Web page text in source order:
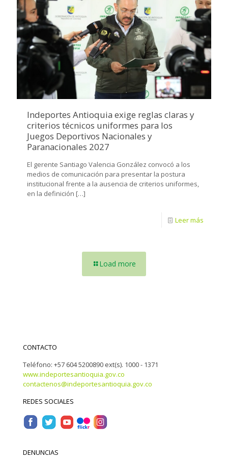
Indeportes Antioquia exige reglas claras y
criterios técnicos uniformes para los
Juegos Deportivos Nacionales y
Paranacionales 2027
El gerente Santiago Valencia González convocó a los
medios de comunicación para presentar la postura
institucional frente a la ausencia de criterios uniformes,
en la definición […]
Leer más
Load more
CONTACTO
Teléfono: +57 604 5200890 ext(s). 1000 - 1371
www.indeportesantioquia.gov.co
contactenos@indeportesantioquia.gov.co
REDES SOCIALES
DENUNCIAS